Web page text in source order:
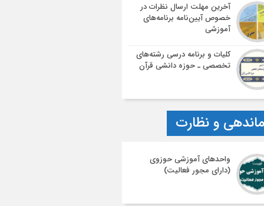
آخرین مهلت ارسال نظرات در
خصوص آیین‌نامه‌ برنامه‌های
آموزشی
کلیات و برنامه درسی رشته‌های
تخصصی ـ حوزه دانشی قرآن
و نظارت
واحدهای آموزشی حوزوی
(دارای مجور فعالیت)